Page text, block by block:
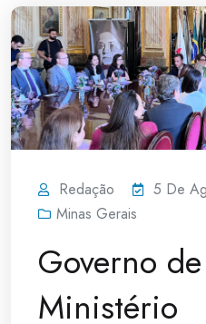
Redação
5 De
Minas Gerais
Governo
Ministério